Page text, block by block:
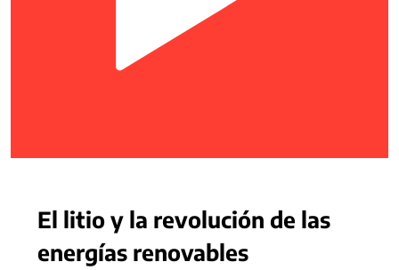
El litio y la revolución de las
energías renovables